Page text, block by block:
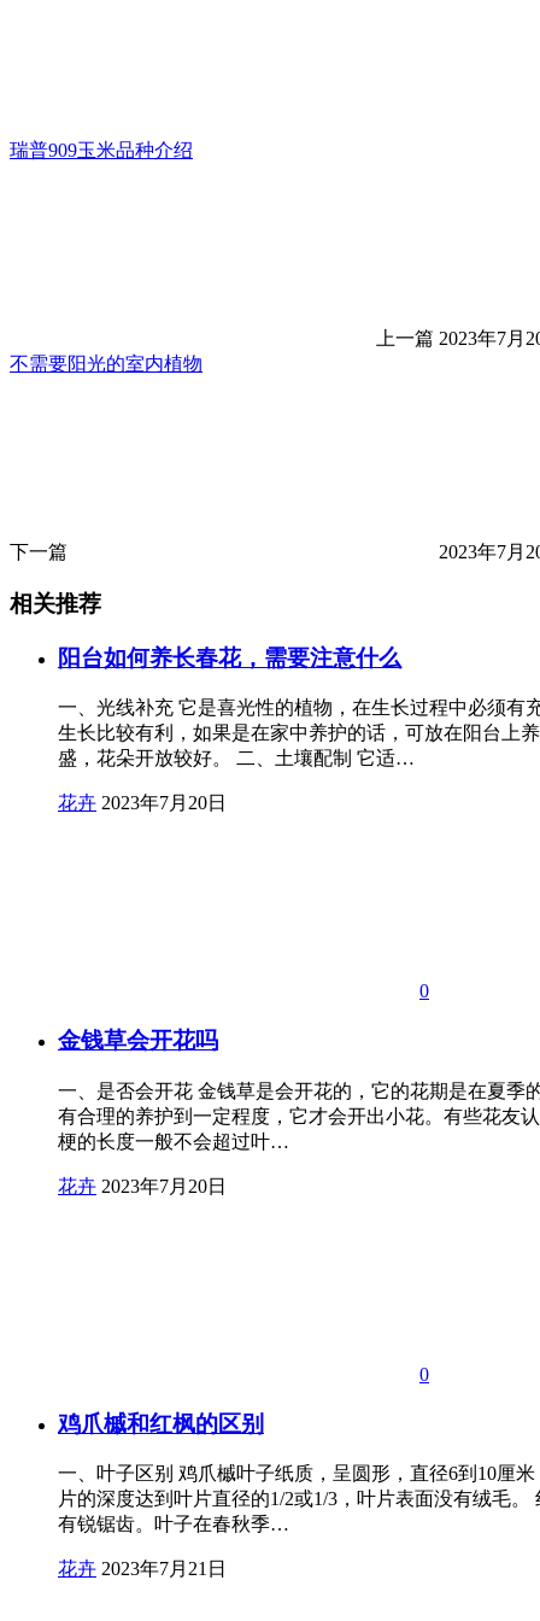
瑞普909玉米品种介绍
上一篇 2023年7月
不需要阳光的室内植物
下一篇 2023年7月
相关推荐
阳台如何养长春花，需要注意什么
一、光线补充 它是喜光性的植物，在生长过程中必须
生长比较有利，如果是在家中养护的话，可放在阳台上
盛，花朵开放较好。 二、土壤配制 它适…
花卉 2023年7月20日
0
金钱草会开花吗
一、是否会开花 金钱草是会开花的，它的花期是在夏季
有合理的养护到一定程度，它才会开出小花。有些花友
梗的长度一般不会超过叶…
花卉 2023年7月20日
0
鸡爪槭和红枫的区别
一、叶子区别 鸡爪槭叶子纸质，呈圆形，直径6到10厘
片的深度达到叶片直径的1/2或1/3，叶片表面没有绒毛
有锐锯齿。叶子在春秋季…
花卉 2023年7月21日